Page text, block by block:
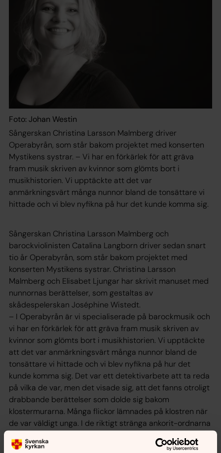
Foto: Johan Westin
Sångerskan Christina Larsson Malmberg driver
Operabyrån, som står bakom projektet med konserten
Mystikens systrar. – Vi har en förkärlek för att gräva
fram musik skriven av kvinnor som glömts bort i
musikhistorien. Vi upptäckte att det var
anmärkningsvärt många nunnor bland de tonsättare vi
hittade och vi blev nyfikna på hur det kunde komma sig.
Sångerskan Christina Larsson Malmberg och
barockviolinisten Catalina Langborn driver sedan snart
tio år Operabyrån, som står bakom projektet med
konserten Mystikens systrar. Christina Larsson
Malmberg och Elisabet Ljungar har skrivit manuset med
nunnornas berättelser, som gestaltas av
skådespelerskan Joséphine Wistedt.
– I Operabyrån är vi specialiserade på barockmusik och
vi har en förkärlek för att gräva fram musik skriven av
kvinnor som glömts bort i musikhistorien. Vi upptäckte
att det var anmärkningsvärt många nunnor bland de
tonsättare vi hittade och vi blev nyfikna på hur det
kunde komma sig. Det var ett detektivarbete att ta reda
på vilka de var, men det visade sig, att det fanns otroligt
drabbande berättelser som dolde sig bakom
klostermurarna. Många flickor lämnades på klostren när
de var väldigt unga. I de riktigt stränga ankorit-ordnarna
blev dörren igenmurad när man trädde in i klostret.
Vissa flickor tog sina liv när de insåg, att de skulle vara